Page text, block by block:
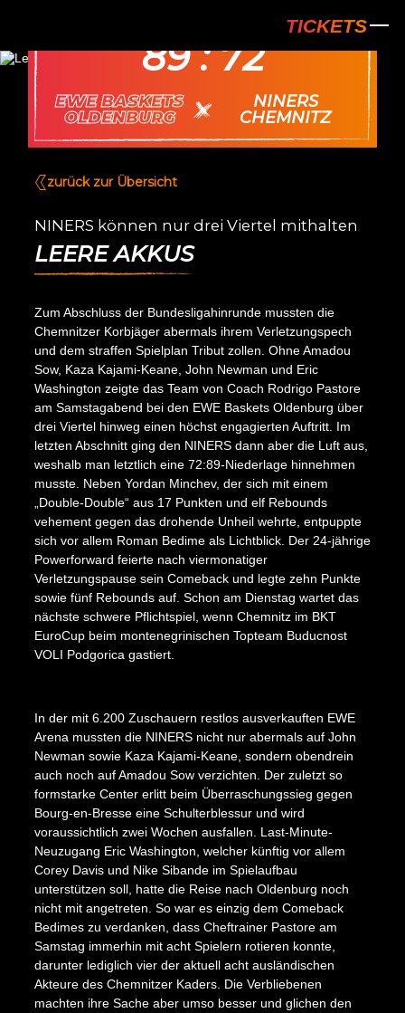
TICKETS
89 : 72
EWE BASKETS
OLDENBURG vs.NINERS
CHEMNITZ
zurück zur Übersicht
NINERS können nur drei Viertel mithalten
LEERE AKKUS
Zum Abschluss der Bundesligahinrunde mussten die
Chemnitzer Korbjäger abermals ihrem Verletzungspech
und dem straffen Spielplan Tribut zollen. Ohne Amadou
Sow, Kaza Kajami-Keane, John Newman und Eric
Washington zeigte das Team von Coach Rodrigo Pastore
am Samstagabend bei den EWE Baskets Oldenburg über
drei Viertel hinweg einen höchst engagierten Auftritt. Im
letzten Abschnitt ging den NINERS dann aber die Luft aus,
weshalb man letztlich eine 72:89-Niederlage hinnehmen
musste. Neben Yordan Minchev, der sich mit einem
„Double-Double“ aus 17 Punkten und elf Rebounds
vehement gegen das drohende Unheil wehrte, entpuppte
sich vor allem Roman Bedime als Lichtblick. Der 24-jährige
Powerforward feierte nach viermonatiger
Verletzungspause sein Comeback und legte zehn Punkte
sowie fünf Rebounds auf. Schon am Dienstag wartet das
nächste schwere Pflichtspiel, wenn Chemnitz im BKT
EuroCup beim montenegrinischen Topteam Buducnost
VOLI Podgorica gastiert.
In der mit 6.200 Zuschauern restlos ausverkauften EWE
Arena mussten die NINERS nicht nur abermals auf John
Newman sowie Kaza Kajami-Keane, sondern obendrein
auch noch auf Amadou Sow verzichten. Der zuletzt so
formstarke Center erlitt beim Überraschungssieg gegen
Bourg-en-Bresse eine Schulterblessur und wird
voraussichtlich zwei Wochen ausfallen. Last-Minute-
Neuzugang Eric Washington, welcher künftig vor allem
Corey Davis und Nike Sibande im Spielaufbau
unterstützen soll, hatte die Reise nach Oldenburg noch
nicht mit angetreten. So war es einzig dem Comeback
Bedimes zu verdanken, dass Cheftrainer Pastore am
Samstag immerhin mit acht Spielern rotieren konnte,
darunter lediglich vier der aktuell acht ausländischen
Akteure des Chemnitzer Kaders. Die Verbliebenen
machten ihre Sache aber umso besser und glichen den